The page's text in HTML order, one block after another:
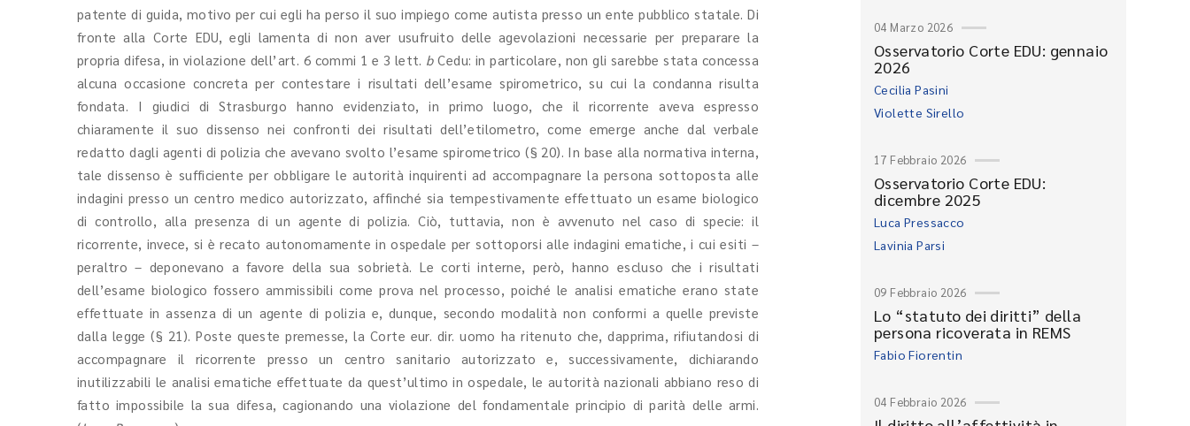
patente di guida, motivo per cui egli ha perso il suo impiego come autista presso un ente pubblico statale. Di
fronte alla Corte EDU, egli lamenta di non aver usufruito delle agevolazioni necessarie per preparare la
propria difesa, in violazione dell’art. 6 commi 1 e 3 lett. bCedu: in particolare, non gli sarebbe stata concessa
alcuna occasione concreta per contestare i risultati dell’esame spirometrico, su cui la condanna risulta
fondata. I giudici di Strasburgo hanno evidenziato, in primo luogo, che il ricorrente aveva espresso
chiaramente il suo dissenso nei confronti dei risultati dell’etilometro, come emerge anche dal verbale
redatto dagli agenti di polizia che avevano svolto l’esame spirometrico (§ 20). In base alla normativa interna,
tale dissenso è sufficiente per obbligare le autorità inquirenti ad accompagnare la persona sottoposta alle
indagini presso un centro medico autorizzato, affinché sia tempestivamente effettuato un esame biologico
di controllo, alla presenza di un agente di polizia. Ciò, tuttavia, non è avvenuto nel caso di specie: il
ricorrente, invece, si è recato autonomamente in ospedale per sottoporsi alle indagini ematiche, i cui esiti –
peraltro – deponevano a favore della sua sobrietà. Le corti interne, però, hanno escluso che i risultati
dell’esame biologico fossero ammissibili come prova nel processo, poiché le analisi ematiche erano state
effettuate in assenza di un agente di polizia e, dunque, secondo modalità non conformi a quelle previste
dalla legge (§ 21). Poste queste premesse, la Corte eur. dir. uomo ha ritenuto che, dapprima, rifiutandosi di
accompagnare il ricorrente presso un centro sanitario autorizzato e, successivamente, dichiarando
inutilizzabili le analisi ematiche effettuate da quest’ultimo in ospedale, le autorità nazionali abbiano reso di
fatto impossibile la sua difesa, cagionando una violazione del fondamentale principio di parità delle armi.
04 Marzo 2026
Osservatorio Corte EDU: gennaio
2026
Cecilia Pasini
Violette Sirello
17 Febbraio 2026
Osservatorio Corte EDU:
dicembre 2025
Luca Pressacco
Lavinia Parsi
09 Febbraio 2026
Lo “statuto dei diritti” della
persona ricoverata in REMS
Fabio Fiorentin
04 Febbraio 2026